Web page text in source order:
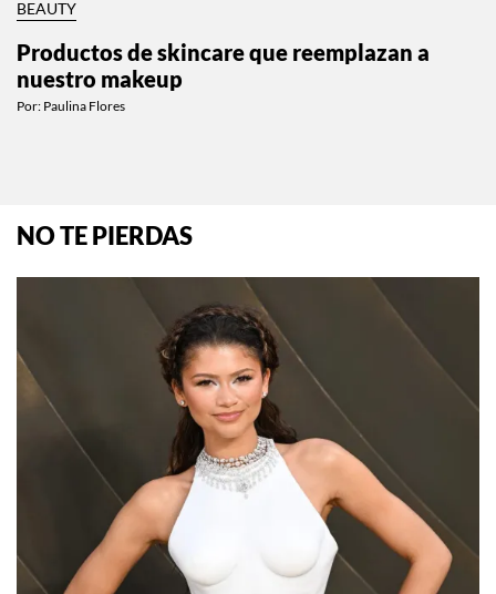
BEAUTY
Productos de skincare que reemplazan a
nuestro makeup
Por: Paulina Flores
NO TE PIERDAS